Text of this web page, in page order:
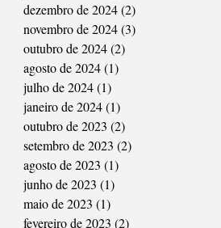
dezembro de 2024(2)
novembro de 2024(3)
outubro de 2024(2)
agosto de 2024(1)
julho de 2024(1)
janeiro de 2024(1)
outubro de 2023 (2)
setembro de 2023 (2)
agosto de 2023 (1)
junho de 2023 (1)
maio de 2023 (1)
fevereiro de 2023 (2)